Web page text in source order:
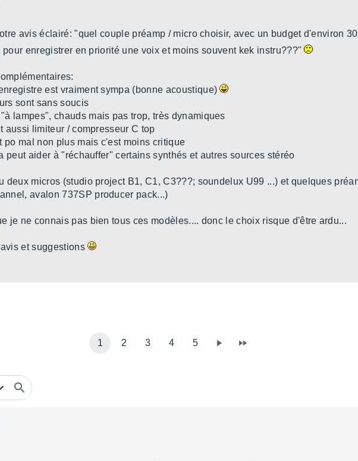
avis éclairé: "quel couple préamp / micro choisir, avec un budget d'environ
pour enregistrer en priorité une voix et moins souvent kek instru???"
est vraiment sympa (bonne acoustique)
sont sans soucis
lampes", chauds mais pas trop, très dynamiques
aussi limiteur / compresseur C top
po mal non plus mais c'est moins critique
peut aider à "réchauffer" certains synthés et autres sources stéréo
deux micros (studio project B1, C1, C3???; soundelux U99 ...) et quelques
avalon 737SP producer pack...)
je ne connais pas bien tous ces modèles.... donc le choix risque d'être ardu...
et suggestions
1 2 3 4 5